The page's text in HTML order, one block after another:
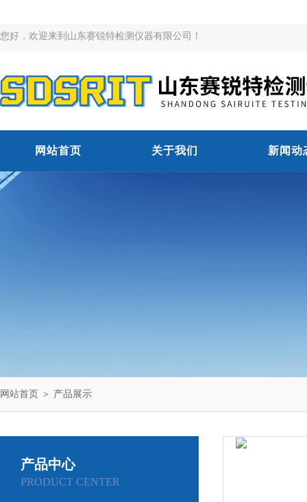
您好，欢迎来到山东赛锐特检测仪器有限公司！
网站首页 关于我们 新闻动
网站首页 ＞ 产品展示
产品中心
PRODUCT CENTER